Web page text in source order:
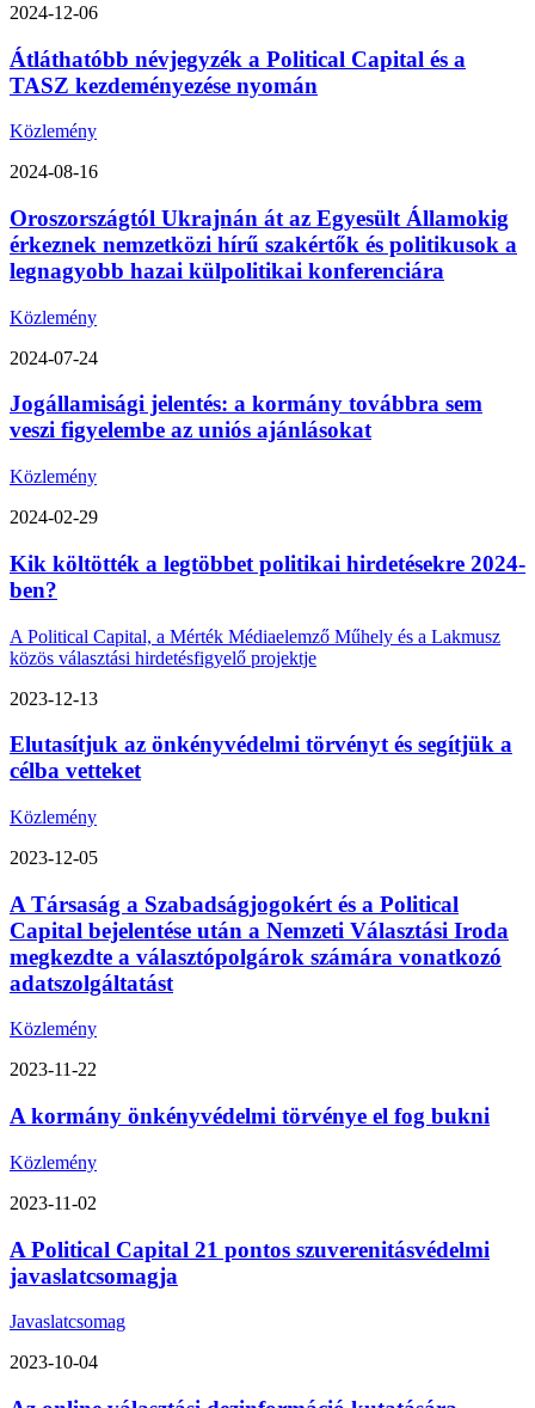
2024-12-06
Átláthatóbb névjegyzék a Political Capital és a
TASZ kezdeményezése nyomán
Közlemény
2024-08-16
Oroszországtól Ukrajnán át az Egyesült Államokig
érkeznek nemzetközi hírű szakértők és politikusok a
legnagyobb hazai külpolitikai konferenciára
Közlemény
2024-07-24
Jogállamisági jelentés: a kormány továbbra sem
veszi figyelembe az uniós ajánlásokat
Közlemény
2024-02-29
Kik költötték a legtöbbet politikai hirdetésekre 2024-
ben?
A Political Capital, a Mérték Médiaelemző Műhely és a Lakmusz
közös választási hirdetésfigyelő projektje
2023-12-13
Elutasítjuk az önkényvédelmi törvényt és segítjük a
célba vetteket
Közlemény
2023-12-05
A Társaság a Szabadságjogokért és a Political
Capital bejelentése után a Nemzeti Választási Iroda
megkezdte a választópolgárok számára vonatkozó
adatszolgáltatást
Közlemény
2023-11-22
A kormány önkényvédelmi törvénye el fog bukni
Közlemény
2023-11-02
A Political Capital 21 pontos szuverenitásvédelmi
javaslatcsomagja
Javaslatcsomag
2023-10-04